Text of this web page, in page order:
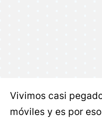
Vivimos casi
móviles y es por